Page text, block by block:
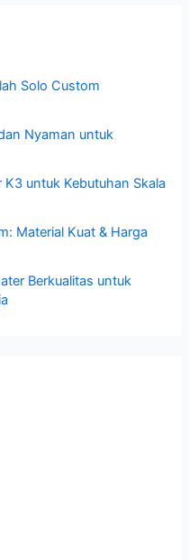
Solo Custom
Nyaman untuk
untuk Kebutuhan Skala
Material Kuat & Harga
Berkualitas untuk